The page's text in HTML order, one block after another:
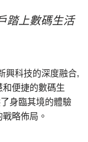
踏上數碼生活
興科技的深度融合,
便捷的數碼生
身臨其境的體驗
略佈局。